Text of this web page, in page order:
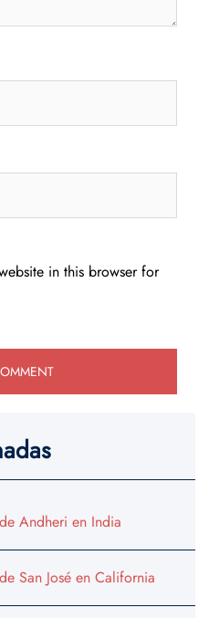
in this browser for
Andheri en India
San José en California